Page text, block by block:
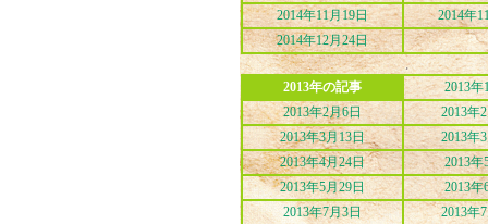
2014年11月19日
2014年
2014年12月24日
2013年の記事
2013年
2013年2月6日
2013年
2013年3月13日
2013年
2013年4月24日
2013年
2013年5月29日
2013年
2013年7月3日
2013年